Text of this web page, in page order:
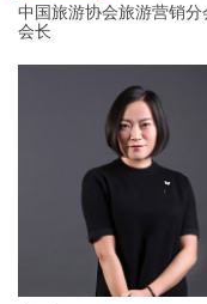
中国旅游协会旅游营销分
会长